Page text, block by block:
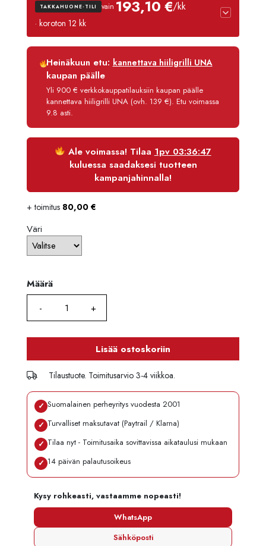
oli:
2389,90 €.
TAKKAHUONE-TILI vain 193,10 €/kk
· koroton 12 kk
Luottoaika
12 kk
Korko
Käsittelymaksu
3,90 €/kk
Maksettava yhteensä
2 317,21 €
Heinäkuun etu: kannettava hiiligrilli UNA
kaupan päälle
Yli 900 € verkkokauppatilauksiin kaupan päälle
kannettava hiiligrilli UNA (ovh. 139 €). Etu voimassa
9.8 asti.
Ale voimassa! Tilaa 1pv 03:36:46
kuluessa saadaksesi tuotteen
kampanjahinnalla!
+ toimitus 80,00 €
Väri
Määrä
Määrä
Lisää ostoskoriin
Tilaustuote. Toimitusarvio 3-4 viikkoa.
✓ Suomalainen perheyritys vuodesta 2001
✓ Turvalliset maksutavat (Paytrail / Klarna)
✓ Tilaa nyt - Toimitusaika sovittavissa aikataulusi mukaan
✓ 14 päivän palautusoikeus
Kysy rohkeasti, vastaamme nopeasti!
WhatsApp
Sähköposti